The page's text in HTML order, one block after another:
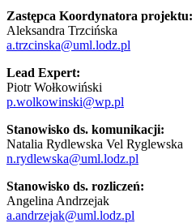
Zastępca Koordynatora projektu:
Aleksandra Trzcińska
a.trzcinska@uml.lodz.pl
Lead Expert:
Piotr Wołkowiński
p.wolkowinski@wp.pl
Stanowisko ds. komunikacji:
Natalia Rydlewska Vel Ryglewska
n.rydlewska@uml.lodz.pl
Stanowisko ds. rozliczeń:
Angelina Andrzejak
a.andrzejak@uml.lodz.pl